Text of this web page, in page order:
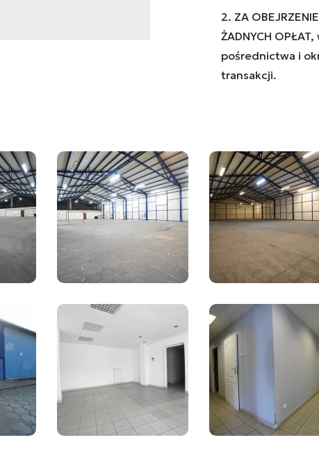
2. ZA
ŻADNYCH
pośrednictwa i
transakcji.